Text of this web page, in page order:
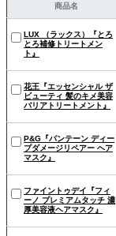
商品名
LUX （ラックス）『とろ
とろ補修トリートメン
ト』
花王『エッセンシャル ザ
ビューティ 髪のキメ美容
バリアトリートメント』
P&G『パンテーン ディー
プダメージリペアー ヘア
マスク』
ファイントゥデイ『フィ
ーノ プレミアムタッチ 濃
厚美容液ヘアマスク』